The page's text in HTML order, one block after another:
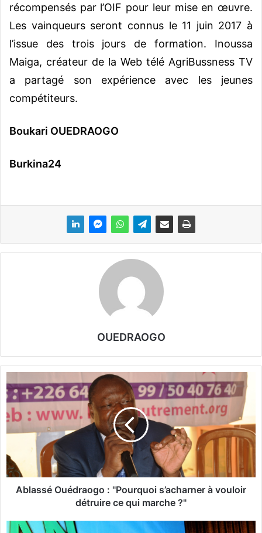
récompensés par l’OIF pour leur mise en œuvre.
Les vainqueurs seront connus le 11 juin 2017 à
l’issue des trois jours de formation. Inoussa
Maiga, créateur de la Web télé AgriBussness TV
a partagé son expérience avec les jeunes
compétiteurs.
Boukari OUEDRAOGO
Burkina24
OUEDRAOGO
b
l
a
O
u
a
Ablassé Ouédraogo : "Pourquoi s’acharner à vouloir
détruire ce qui marche ?"